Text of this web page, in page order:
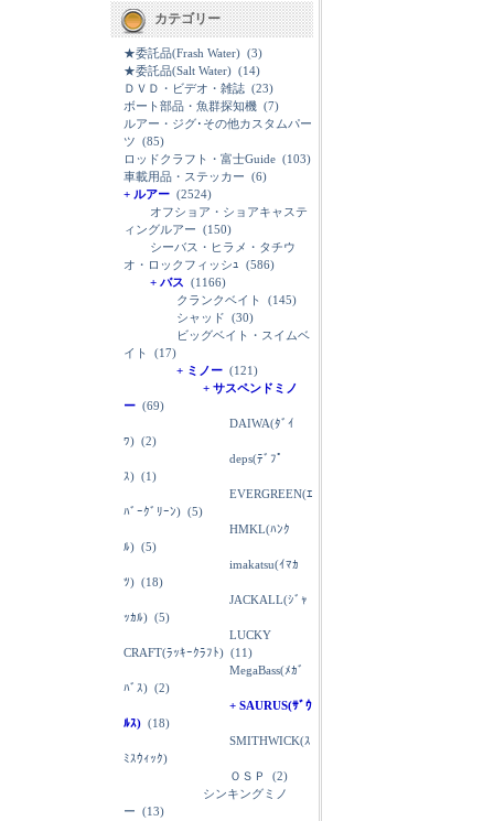
カテゴリー
★委託品(Frash Water) (3)
★委託品(Salt Water) (14)
ＤＶＤ・ビデオ・雑誌 (23)
ボート部品・魚群探知機 (7)
ルアー・ジグ･その他カスタムパー
ツ (85)
ロッドクラフト・富士Guide (103)
車載用品・ステッカー (6)
+ ルアー (2524)
オフショア・ショアキャステ
ィングルアー (150)
シーバス・ヒラメ・タチウ
オ・ロックフィッシｭ (586)
+ バス (1166)
クランクベイト
(145)
シャッド (30)
ビッグベイト・スイムベ
イト
(17)
+ ミノー (121)
+ サスペンドミノ
ー (69)
DAIWA(ﾀﾞｲ
ﾜ) (2)
deps(ﾃﾞﾌﾟ
ｽ) (1)
EVERGREEN(ｴ
ﾊﾞｰｸﾞﾘｰﾝ) (5)
HMKL(ﾊﾝｸ
ﾙ) (5)
imakatsu(ｲﾏｶ
ﾂ) (18)
JACKALL(ｼﾞｬ
ｯｶﾙ) (5)
LUCKY
CRAFT(ﾗｯｷｰｸﾗﾌﾄ) (11)
MegaBass(ﾒｶﾞ
ﾊﾞｽ) (2)
+ SAURUS(ｻﾞｳ
ﾙｽ) (18)
SMITHWICK(ｽ
ﾐｽｳｨｯｸ)
ＯＳＰ
(2)
シンキングミノ
ー (13)